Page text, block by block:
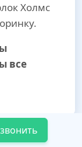
Холмс
все